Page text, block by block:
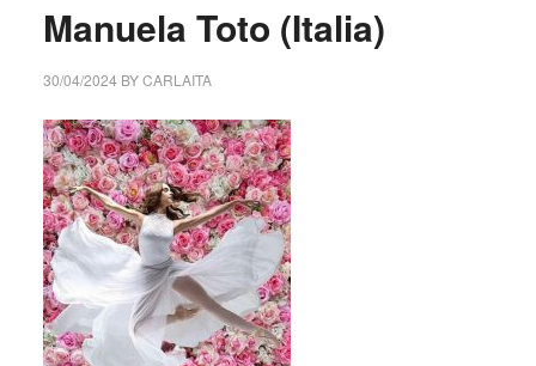
Manuela Toto (Italia)
30/04/2024 BYCARLAITA